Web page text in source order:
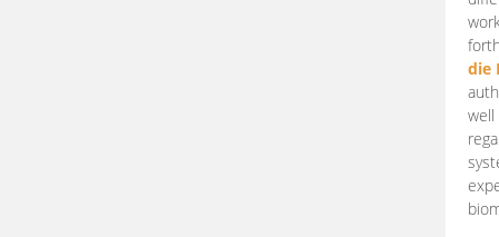
die
well